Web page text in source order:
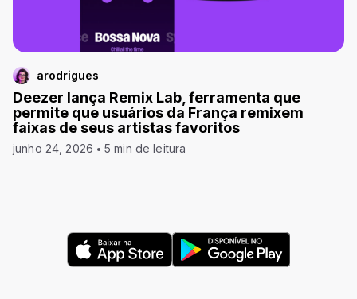
arodrigues
Deezer lança Remix Lab, ferramenta que
permite que usuários da França remixem
faixas de seus artistas favoritos
junho 24, 2026 5 min de leitura